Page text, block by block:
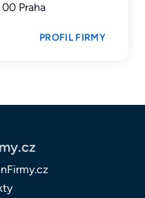
Praha
PROFIL FIRMY